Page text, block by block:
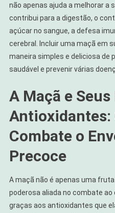
não apenas ajuda a melhorar a
contribui para a digestão, o
açúcar no sangue, a defesa
cerebral. Incluir uma maçã em
maneira simples e deliciosa de
saudável e prevenir várias
A Maçã e
Antioxidantes:
Combate o
Precoce
A maçã não é apenas uma
poderosa aliada no combate
graças aos antioxidantes que